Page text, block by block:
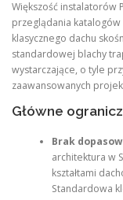
Większość instalatorów
przeglądania
klasycznego dachu
standardowej blachy
wystarczające, o tyle
zaawansowanych
Główne
Brak
architektura w
kształtami
Standardowa